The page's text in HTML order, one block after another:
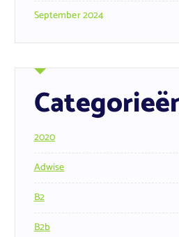
September 2024
2020
Adwise
B2
B2b